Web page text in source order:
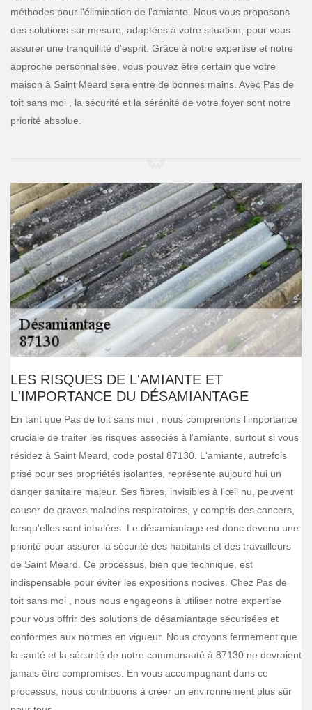
méthodes pour l'élimination de l'amiante. Nous vous proposons
des solutions sur mesure, adaptées à votre situation, pour vous
assurer une tranquillité d'esprit. Grâce à notre expertise et notre
approche personnalisée, vous pouvez être certain que votre
maison à Saint Meard sera entre de bonnes mains. Avec Pas de
toit sans moi , la sécurité et la sérénité de votre foyer sont notre
priorité absolue.
LES RISQUES DE L'AMIANTE ET
L'IMPORTANCE DU DÉSAMIANTAGE
En tant que Pas de toit sans moi , nous comprenons l'importance
cruciale de traiter les risques associés à l'amiante, surtout si vous
résidez à Saint Meard, code postal 87130. L'amiante, autrefois
prisé pour ses propriétés isolantes, représente aujourd'hui un
danger sanitaire majeur. Ses fibres, invisibles à l'œil nu, peuvent
causer de graves maladies respiratoires, y compris des cancers,
lorsqu'elles sont inhalées. Le désamiantage est donc devenu une
priorité pour assurer la sécurité des habitants et des travailleurs
de Saint Meard. Ce processus, bien que technique, est
indispensable pour éviter les expositions nocives. Chez Pas de
toit sans moi , nous nous engageons à utiliser notre expertise
pour vous offrir des solutions de désamiantage sécurisées et
conformes aux normes en vigueur. Nous croyons fermement que
la santé et la sécurité de notre communauté à 87130 ne devraient
jamais être compromises. En vous accompagnant dans ce
processus, nous contribuons à créer un environnement plus sûr